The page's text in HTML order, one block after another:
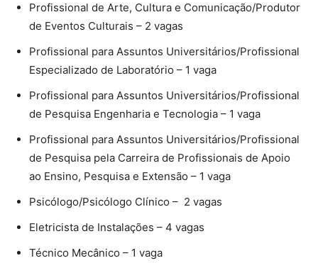
Profissional de Arte, Cultura e Comunicação/Produtor
de Eventos Culturais – 2 vagas
Profissional para Assuntos Universitários/Profissional
Especializado de Laboratório – 1 vaga
Profissional para Assuntos Universitários/Profissional
de Pesquisa Engenharia e Tecnologia – 1 vaga
Profissional para Assuntos Universitários/Profissional
de Pesquisa pela Carreira de Profissionais de Apoio
ao Ensino, Pesquisa e Extensão – 1 vaga
Psicólogo/Psicólogo Clínico – 2 vagas
Eletricista de Instalações – 4 vagas
Técnico Mecânico – 1 vaga